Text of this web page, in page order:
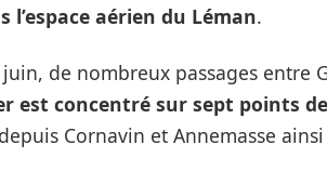
l’espace aérien du Léman.
de nombreux passages entre
est concentré sur sept points
Cornavin et Annemasse ainsi